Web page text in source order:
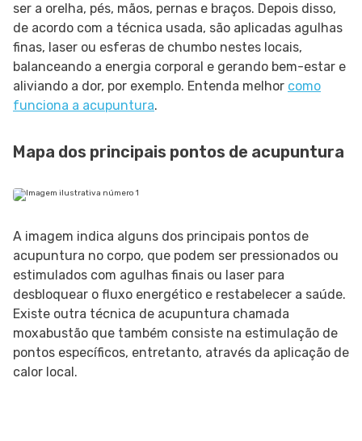
ser a orelha, pés, mãos, pernas e braços. Depois disso,
de acordo com a técnica usada, são aplicadas agulhas
finas, laser ou esferas de chumbo nestes locais,
balanceando a energia corporal e gerando bem-estar e
aliviando a dor, por exemplo. Entenda melhor como
funciona a acupuntura.
Mapa dos principais pontos de acupuntura
A imagem indica alguns dos principais pontos de
acupuntura no corpo, que podem ser pressionados ou
estimulados com agulhas finais ou laser para
desbloquear o fluxo energético e restabelecer a saúde.
Existe outra técnica de acupuntura chamada
moxabustão que também consiste na estimulação de
pontos específicos, entretanto, através da aplicação de
calor local.